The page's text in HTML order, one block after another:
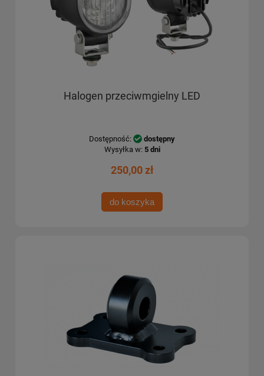
Halogen przeciwmgielny LED
Dostępność:
dostępny
Wysyłka w: 5 dni
250,00 zł
do koszyka